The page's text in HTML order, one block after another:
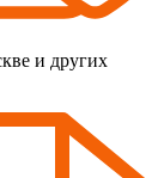
и других